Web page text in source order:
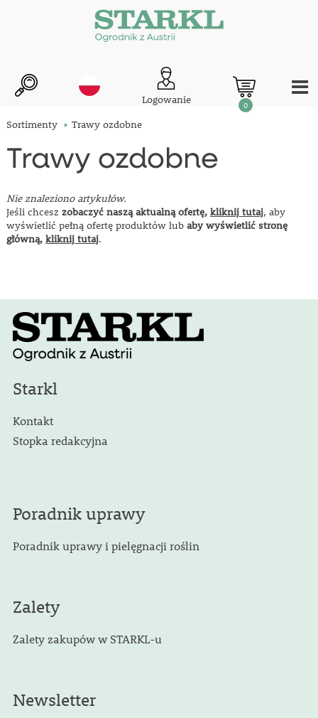
Logowanie 0
Sortimenty Trawy ozdobne
Trawy ozdobne
Nie znaleziono artykułów.
Jeśli chcesz zobaczyć naszą aktualną ofertę, kliknij tutaj, aby
wyświetlić pełną ofertę produktów lub aby wyświetlić stronę
główną, kliknij tutaj.
Starkl
Kontakt
Stopka redakcyjna
Poradnik uprawy
Poradnik uprawy i pielęgnacji roślin
Zalety
Zalety zakupów w STARKL-u
Newsletter